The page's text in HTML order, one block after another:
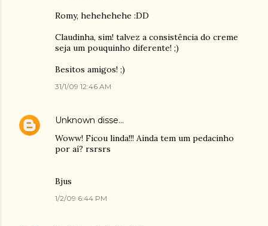
Romy, hehehehehe :DD
Claudinha, sim! talvez a consistência do creme
seja um pouquinho diferente! ;)
Besitos amigos! ;)
31/1/09 12:46 AM
Unknown disse…
Woww! Ficou linda!!! Ainda tem um pedacinho
por aí? rsrsrs
Bjus
1/2/09 6:44 PM